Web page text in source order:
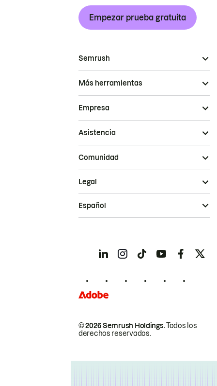
Empezar prueba gratuita
Semrush
Más herramientas
Empresa
Asistencia
Comunidad
© 2026 Semrush Holdings.Todos los
derechos reservados.
Legal
Español